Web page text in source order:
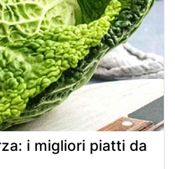
i migliori piatti da